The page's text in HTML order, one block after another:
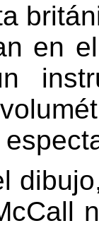
en
dibujo